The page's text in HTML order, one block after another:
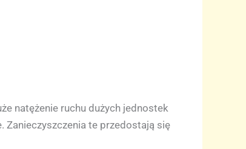
natężenie ruchu dużych jednostek
Zanieczyszczenia te przedostają się